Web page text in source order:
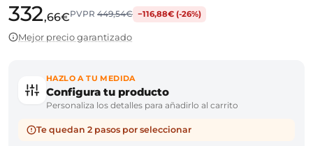
332,66€PVPR449,54€ −116,88€ (-26%)
Mejor precio garantizado
HAZLO A TU MEDIDA
Configura tu producto
Personaliza los detalles para añadirlo al carrito
Te quedan 2 pasos por seleccionar